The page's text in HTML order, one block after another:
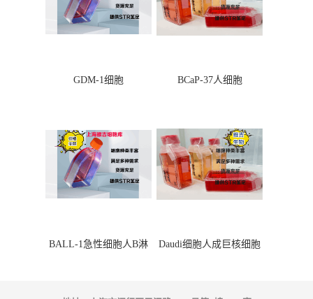
GDM-1细胞 BCaP-37人细胞
BALL-1急性细胞人B淋
Daudi细胞人成巨核细胞